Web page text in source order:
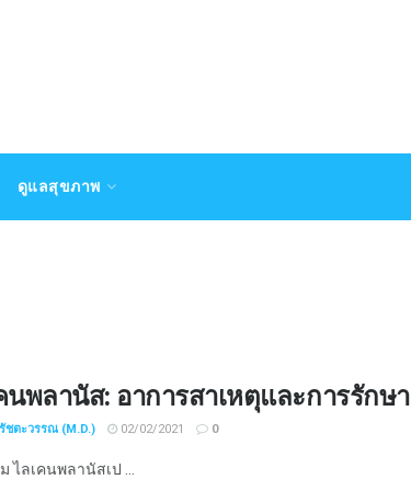
ดูแลสุขภาพ
นพลานัส: อาการสาเหตุและการรักษา
ชตะวรรณ (M.D.) 02/02/2021 0
ไลเคนพลานัสเป ...